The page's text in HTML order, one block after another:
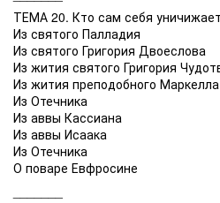
ТЕМА 20. Кто сам себя
Из святого Палладия
Из святого Григория Двоеслова
Из жития святого Григория
Из жития преподобного Маркелла
Из Отечника
Из аввы Кассиана
Из аввы Исаака
Из Отечника
О поваре Евфросине